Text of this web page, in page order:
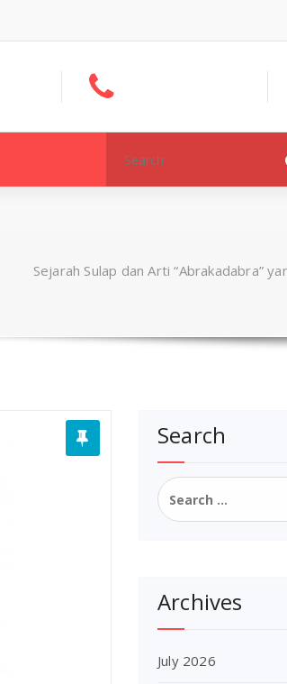
for:
Sejarah Sulap dan Arti “Abrakadabra”
Search
Search
for:
Archives
July 2026